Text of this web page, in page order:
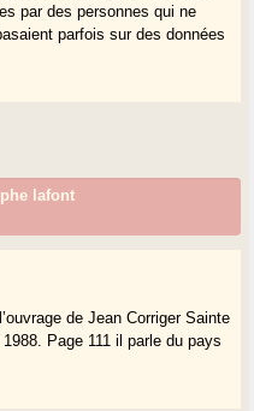
par des personnes qui ne
parfois sur des données
lafont
de Jean Corriger Sainte
Page 111 il parle du pays